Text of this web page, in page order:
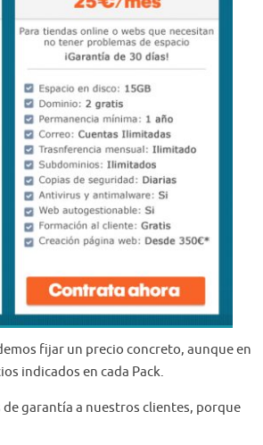
fijar un precio concreto, aunque en
indicados en cada Pack.
garantía a nuestros clientes, porque